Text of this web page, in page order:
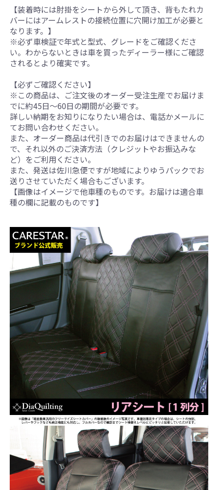
【装着時には肘掛をシートから外して頂き、背もたれカ
バーにはアームレストの接続位置に穴開け加工が必要と
なります。】
※必ず車検証で年式と型式、グレードをご確認くださ
い。わからないときは車を買ったディーラー様にご確認
されるとより確実です。
【必ずご確認ください】
※この商品は、ご注文後のオーダー受注生産でお届けま
でに約45日～60日の期間が必要です。
詳しい納期をお知りになりたい場合は、電話かメールに
てお問い合わせください。
また、オーダー商品は代引きでのお届けはできませんの
で、それ以外のご決済方法（クレジットやお振込みな
ど）をご利用ください。
また、発送は佐川急便ですが地域によりゆうパックでお
送りさせていただく場合もございます。
【画像はイメージで他車種のものです。お届けは適合車
種の欄に記載のものです】